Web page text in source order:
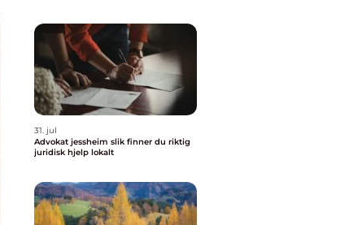
31. jul
Advokat jessheim slik finner du riktig
juridisk hjelp lokalt